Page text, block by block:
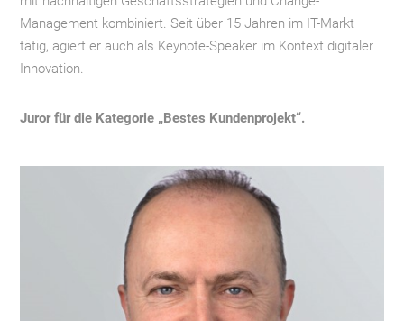
Management kombiniert. Seit über 15 Jahren im IT-Markt
tätig, agiert er auch als Keynote-Speaker im Kontext digitaler
Innovation.
Juror für die Kategorie „Bestes Kundenprojekt“.